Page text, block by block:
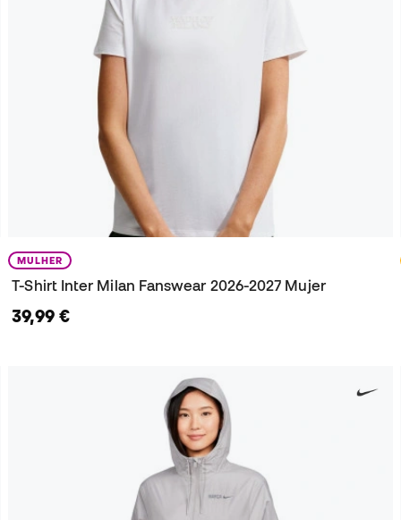
MULHER
T-Shirt Inter Milan Fanswear 2026-2027 Mujer
39,99 €